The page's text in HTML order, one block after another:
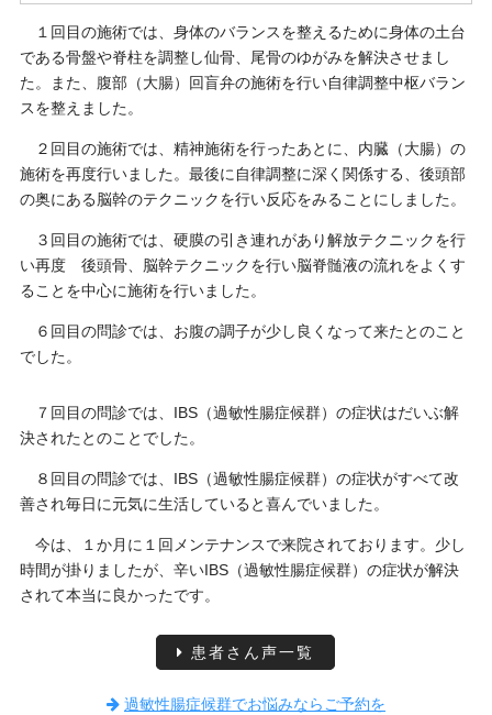
１回目の施術では、身体のバランスを整えるために身体の土台
である骨盤や脊柱を調整し仙骨、尾骨のゆがみを解決させまし
た。また、腹部（大腸）回盲弁の施術を行い自律調整中枢バラン
スを整えました。
２回目の施術では、精神施術を行ったあとに、内臓（大腸）の
施術を再度行いました。最後に自律調整に深く関係する、後頭部
の奥にある脳幹のテクニックを行い反応をみることにしました。
３回目の施術では、硬膜の引き連れがあり解放テクニックを行
い再度 後頭骨、脳幹テクニックを行い脳脊髄液の流れをよくす
ることを中心に施術を行いました。
６回目の問診では、お腹の調子が少し良くなって来たとのこと
でした。
７回目の問診では、IBS（過敏性腸症候群）の症状はだいぶ解
決されたとのことでした。
８回目の問診では、IBS（過敏性腸症候群）の症状がすべて改
善され毎日に元気に生活していると喜んでいました。
今は、１か月に１回メンテナンスで来院されております。少し
時間が掛りましたが、辛いIBS（過敏性腸症候群）の症状が解決
されて本当に良かったです。
患者さん声一覧
過敏性腸症候群でお悩みならご予約を